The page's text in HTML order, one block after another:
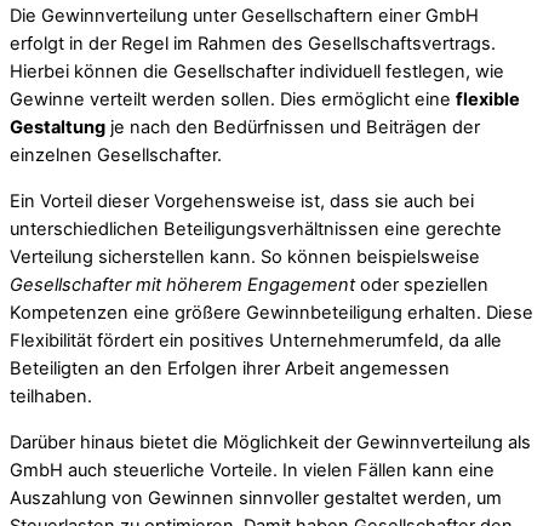
Die Gewinnverteilung unter Gesellschaftern einer GmbH
erfolgt in der Regel im Rahmen des Gesellschaftsvertrags.
Hierbei können die Gesellschafter individuell festlegen, wie
Gewinne verteilt werden sollen. Dies ermöglicht eine flexible
Gestaltung je nach den Bedürfnissen und Beiträgen der
einzelnen Gesellschafter.
Ein Vorteil dieser Vorgehensweise ist, dass sie auch bei
unterschiedlichen Beteiligungsverhältnissen eine gerechte
Verteilung sicherstellen kann. So können beispielsweise
Gesellschafter mit höherem Engagementoder speziellen
Kompetenzen eine größere Gewinnbeteiligung erhalten. Diese
Flexibilität fördert ein positives Unternehmerumfeld, da alle
Beteiligten an den Erfolgen ihrer Arbeit angemessen
teilhaben.
Darüber hinaus bietet die Möglichkeit der Gewinnverteilung als
GmbH auch steuerliche Vorteile. In vielen Fällen kann eine
Auszahlung von Gewinnen sinnvoller gestaltet werden, um